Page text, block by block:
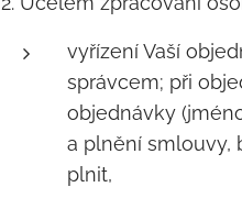
vyřízení Vaší
správcem; při
objednávky
a plnění smlouvy,
plnit,